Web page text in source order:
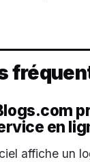
en
affiche un